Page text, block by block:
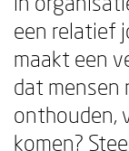
een relatief
maakt een
dat mensen
onthouden,
komen?